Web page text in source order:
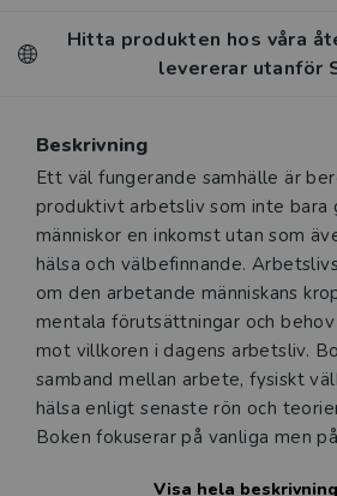
Hitta produkten hos våra
levererar utanför
Beskrivning
Beskrivning
Ett väl fungerande samhälle är
produktivt arbetsliv som inte bara
människor en inkomst utan som
hälsa och välbefinnande.
om den arbetande människans
mentala förutsättningar och
mot villkoren i dagens arbetsliv.
samband mellan arbete, fysiskt
hälsa enligt senaste rön och
Boken fokuserar på vanliga men
Visa hela